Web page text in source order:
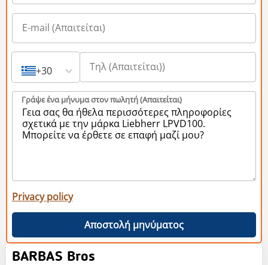
+30
Γράψε ένα μήνυμα στον πωλητή (Aπαιτείται)
Privacy policy
Αποστολή μηνύματος
BARBAS Bros